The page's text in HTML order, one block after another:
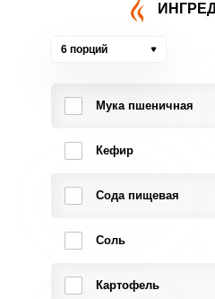
6 порций
Мука пшеничная
Кефир
Сода пищевая
Соль
Картофель